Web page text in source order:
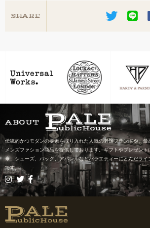
SHARE
ABOUT
伝統的かつモダンの要素を取り入れた人気の老舗ブランドや、
メンズファション商品を提供しております。ギフトやプレゼント
傘、シューズ、バッグ、アパレルなどバラエティーにとんだラ
です。